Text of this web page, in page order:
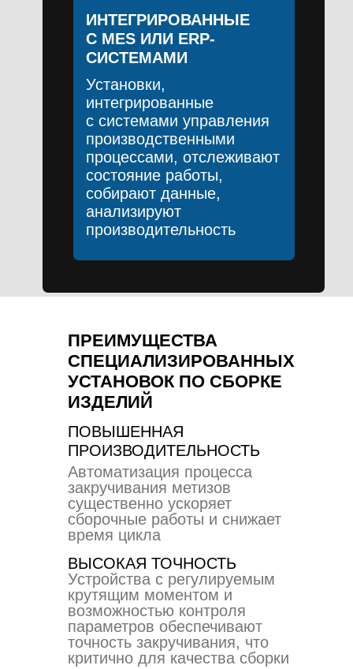
ИНТЕГРИРОВАННЫЕ
С MES ИЛИ ERP-
СИСТЕМАМИ
Установки,
интегрированные
с системами управления
производственными
процессами, отслеживают
состояние работы,
собирают данные,
анализируют
производительность
ПРЕИМУЩЕСТВА
СПЕЦИАЛИЗИРОВАННЫХ
УСТАНОВОК ПО СБОРКЕ
ИЗДЕЛИЙ
ПОВЫШЕННАЯ
ПРОИЗВОДИТЕЛЬНОСТЬ
ВЫСОКАЯ ТОЧНОСТЬ
Устройства с регулируемым
крутящим моментом и
возможностью контроля
параметров обеспечивают
точность закручивания, что
критично для качества сборки
Автоматизация процесса
закручивания метизов
существенно ускоряет
сборочные работы и снижает
время цикла